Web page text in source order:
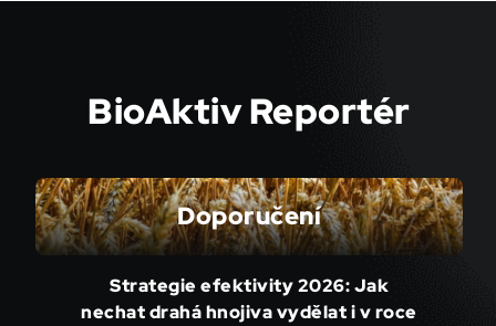
BioAktiv Reportér
Doporučení
Strategie efektivity 2026: Jak
nechat drahá hnojiva vydělat i v roce